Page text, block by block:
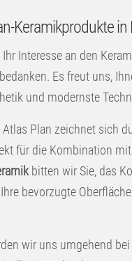
Keramikprodukte
Interesse an den
Es freut uns,
und modernste
Plan zeichnet sich
für die Kombination
bitten wir Sie, das
bevorzugte
wir uns umgehend